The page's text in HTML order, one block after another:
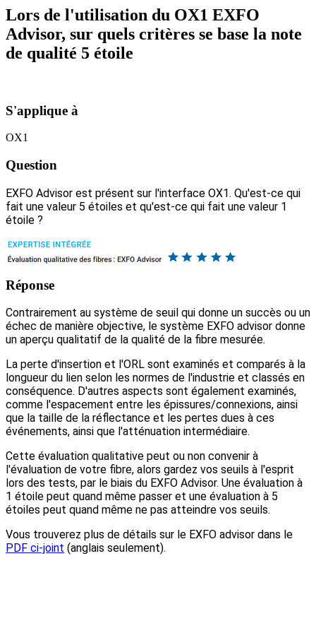
Lors de l'utilisation du OX1 EXFO
Advisor, sur quels critères se base la note
de qualité 5 étoile
S'applique à
OX1
Question
EXFO Advisor est présent sur l'interface OX1. Qu'est-ce qui
fait une valeur 5 étoiles et qu'est-ce qui fait une valeur 1
étoile ?
Réponse
Contrairement au système de seuil qui donne un succès ou un
échec de manière objective, le système EXFO advisor donne
un aperçu qualitatif de la qualité de la fibre mesurée.
La perte d'insertion et l'ORL sont examinés et comparés à la
longueur du lien selon les normes de l'industrie et classés en
conséquence. D'autres aspects sont également examinés,
comme l'espacement entre les épissures/connexions, ainsi
que la taille de la réflectance et les pertes dues à ces
événements, ainsi que l'atténuation intermédiaire.
Cette évaluation qualitative peut ou non convenir à
l'évaluation de votre fibre, alors gardez vos seuils à l'esprit
lors des tests, par le biais du EXFO Advisor. Une évaluation à
1 étoile peut quand même passer et une évaluation à 5
étoiles peut quand même ne pas atteindre vos seuils.
Vous trouverez plus de détails sur le EXFO advisor dans le
PDF ci-joint (anglais seulement).